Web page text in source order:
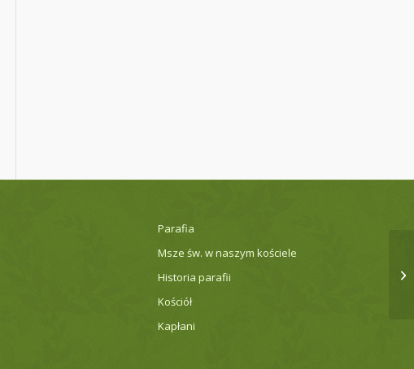
Parafia
Msze św. w naszym kościele
Historia parafii
Kościół
Kapłani